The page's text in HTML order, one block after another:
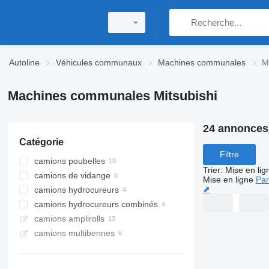
Autoline Véhicules communaux Machines communales
Machines communales Mitsubishi
Catégorie
camions poubelles
camions de vidange
camions hydrocureurs
camions hydrocureurs combinés
camions amplirolls
camions multibennes
24
Filtre
Trier: Mise en
Mise en ligne
⬈